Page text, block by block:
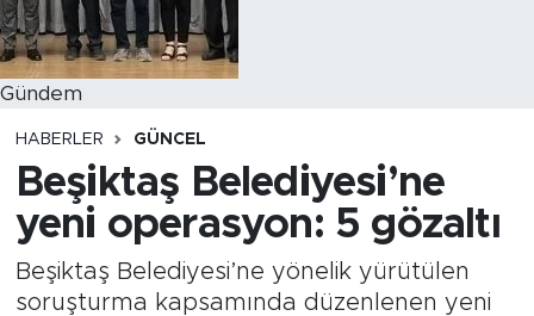
Gündem
HABERLER GÜNCEL
Beşiktaş Belediyesi’ne
yeni operasyon: 5 gözaltı
Beşiktaş Belediyesi’ne yönelik yürütülen
soruşturma kapsamında düzenlenen yeni
Spor
Turizm